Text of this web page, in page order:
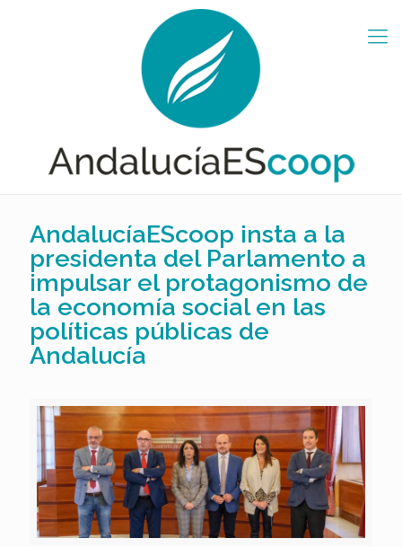
AndalucíaEScoop insta a la
presidenta del Parlamento a
impulsar el protagonismo de
la economía social en las
políticas públicas de
Andalucía